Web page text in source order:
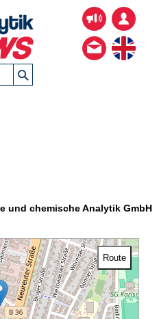
und chemische Analytik GmbH
Route